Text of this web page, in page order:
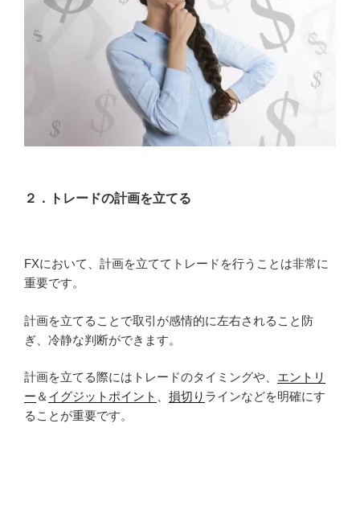
２．トレードの計画を立てる
FXにおいて、計画を立ててトレードを行うことは非常に
重要です。
計画を立てることで取引が感情的に左右されること防
ぎ、冷静な判断ができます。
計画を立てる際にはトレードのタイミングや、 エントリ
ー ＆ イグジットポイント 損切り ラインなどを明確にす
ることが重要です。